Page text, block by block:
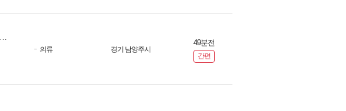
의류 경기 남양주시
49분전
간편